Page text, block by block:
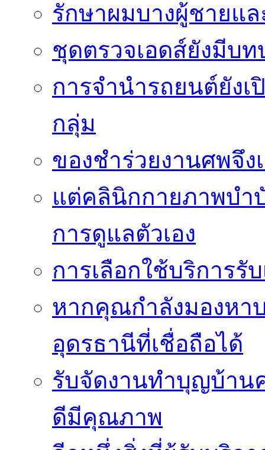
รักษาผมบางผู้ชายแ
ชุดตรวจเอดส์ยังมีบ
การจำนำรถยนต์ยัง
กลุ่ม
ของชำร่วยงานศพจึ
แต่คลินิกกายภาพบำ
การดูแลตัวเอง
การเลือกใช้บริการรั
หากคุณกำลังมองหา
อุดรธานีที่เชื่อถือได้
รับจัดงานทำบุญบ้าน
ดีมีคุณภาพ